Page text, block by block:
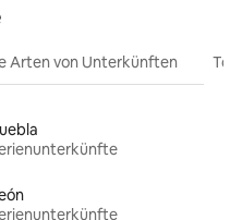
Arten von Unterkünften